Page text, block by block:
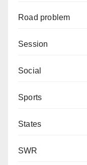
Road problem
Session
Social
Sports
States
SWR